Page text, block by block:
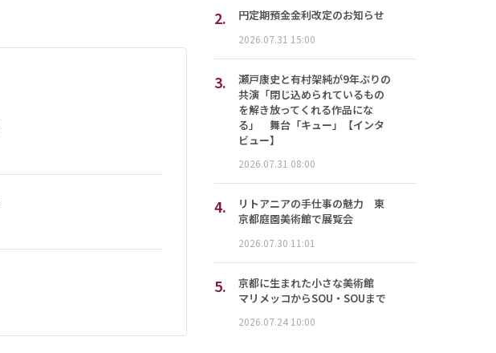
2. 円定期預金金利改定のお知らせ
2026.07.31 15:00
3.
瀬戸康史と有村架純が9年ぶりの
共演「閉じ込められているもの
を解き放ってくれる作品にな
る」 舞台「キュー」【インタ
ビュー】
2026.07.31 08:00
4.
リトアニアの手仕事の魅力 東
京都庭園美術館で展覧会
2026.07.30 11:01
5.
京都に生まれた小さな美術館
マリメッコからSOU・SOUまで
2026.07.24 10:00